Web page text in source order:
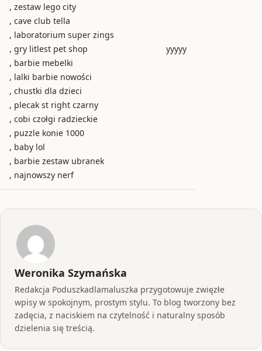
, zestaw lego city
, cave club tella
, laboratorium super zings
, gry litlest pet shop
, barbie mebelki
, lalki barbie nowości
, chustki dla dzieci
, plecak st right czarny
, cobi czołgi radzieckie
, puzzle konie 1000
, baby lol
, barbie zestaw ubranek
, najnowszy nerf
yyyyy
Weronika Szymańska
Redakcja Poduszkadlamaluszka przygotowuje zwięzłe
wpisy w spokojnym, prostym stylu. To blog tworzony bez
zadęcia, z naciskiem na czytelność i naturalny sposób
dzielenia się treścią.